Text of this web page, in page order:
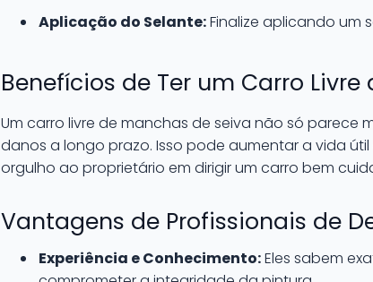
Aplicação do Selante:Finalize aplicando um
Benefícios de Ter um Carro Livre
Um carro livre de manchas de seiva não só
danos a longo prazo. Isso pode aumentar a vida
orgulho ao proprietário em dirigir um carro bem
Vantagens de Profissionais de
Experiência e Conhecimento:Eles sabem